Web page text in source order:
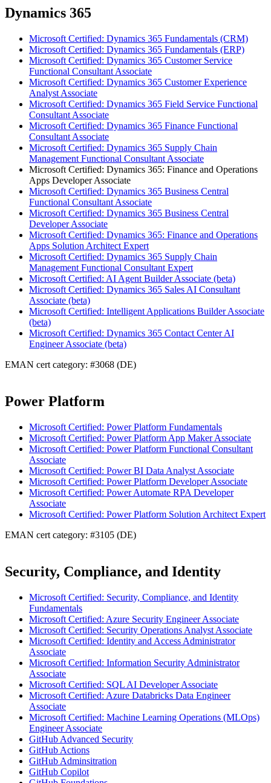
Dynamics 365
Microsoft Certified: Dynamics 365 Fundamentals (CRM)
Microsoft Certified: Dynamics 365 Fundamentals (ERP)
Microsoft Certified: Dynamics 365 Customer Service
Functional Consultant Associate
Microsoft Certified: Dynamics 365 Customer Experience
Analyst Associate
Microsoft Certified: Dynamics 365 Field Service Functional
Consultant Associate
Microsoft Certified: Dynamics 365 Finance Functional
Consultant Associate
Microsoft Certified: Dynamics 365 Supply Chain
Management Functional Consultant Associate
Microsoft Certified: Dynamics 365: Finance and Operations
Apps Developer Associate
Microsoft Certified: Dynamics 365 Business Central
Functional Consultant Associate
Microsoft Certified: Dynamics 365 Business Central
Developer Associate
Microsoft Certified: Dynamics 365: Finance and Operations
Apps Solution Architect Expert
Microsoft Certified: Dynamics 365 Supply Chain
Management Functional Consultant Expert
Microsoft Certified: AI Agent Builder Associate (beta)
Microsoft Certified: Dynamics 365 Sales AI Consultant
Associate (beta)
Microsoft Certified: Intelligent Applications Builder Associate
(beta)
Microsoft Certified: Dynamics 365 Contact Center AI
Engineer Associate (beta)
EMAN cert category: #3068 (DE)
Power Platform
Microsoft Certified: Power Platform Fundamentals
Microsoft Certified: Power Platform App Maker Associate
Microsoft Certified: Power Platform Functional Consultant
Associate
Microsoft Certified: Power BI Data Analyst Associate
Microsoft Certified: Power Platform Developer Associate
Microsoft Certified: Power Automate RPA Developer
Associate
Microsoft Certified: Power Platform Solution Architect Expert
EMAN cert category: #3105 (DE)
Security, Compliance, and Identity
Microsoft Certified: Security, Compliance, and Identity
Fundamentals
Microsoft Certified: Azure Security Engineer Associate
Microsoft Certified: Security Operations Analyst Associate
Microsoft Certified: Identity and Access Administrator
Associate
Microsoft Certified: Information Security Administrator
Associate
Microsoft Certified: SQL AI Developer Associate
Microsoft Certified: Azure Databricks Data Engineer
Associate
Microsoft Certified: Machine Learning Operations (MLOps)
Engineer Associate
GitHub Advanced Security
GitHub Actions
GitHub Adminsitration
GitHub Copilot